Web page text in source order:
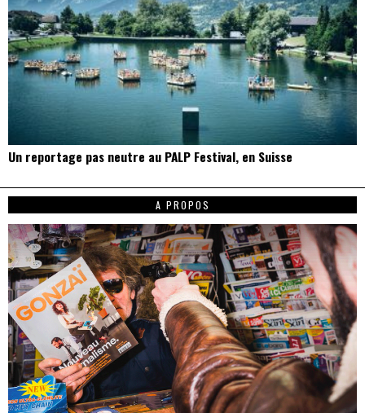
Un reportage pas neutre au PALP Festival, en Suisse
A PROPOS